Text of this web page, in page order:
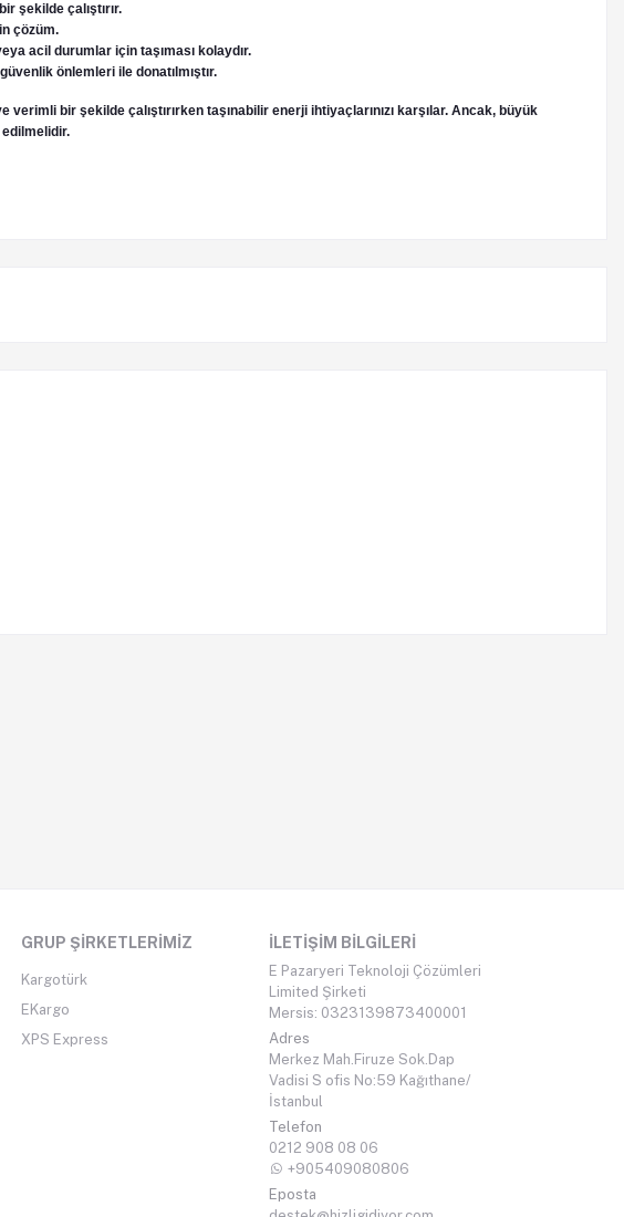
şekilde çalıştırır.
çözüm.
acil durumlar için taşıması kolaydır.
önlemleri ile donatılmıştır.
bir şekilde çalıştırırken taşınabilir enerji ihtiyaçlarınızı karşılar. Ancak, büyük
GRUP ŞIRKETLERIMIZ
Kargotürk
EKargo
XPS Express
İLETIŞIM BILGILERI
E Pazaryeri Teknoloji Çözümleri
Limited Şirketi
Mersis: 0323139873400001
Adres
Merkez Mah.Firuze Sok.Dap
Vadisi S ofis No:59 Kağıthane/
İstanbul
Telefon
0212 908 08 06
+905409080806
Eposta